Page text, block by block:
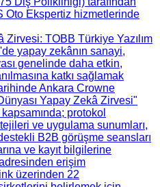
Oto Ekspertiz hizmetlerinde
Zirvesi: TOBB Türkiye Yazılım
yapay zekânın sanayi,
genelinde daha etkin,
katkı sağlamak
Ankara Crowne
Yapay Zekâ Zirvesi"
protokol
ve uygulama sunumları,
B2B görüşme seansları
ve kayıt bilgilerine
erişim
üzerinden 22